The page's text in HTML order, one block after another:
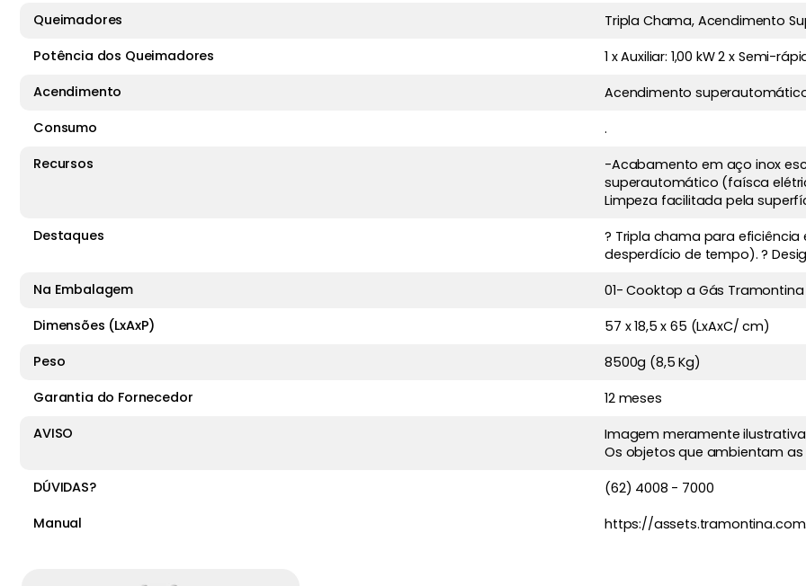
Queimadores
Tripla Chama, Acendimento
Potência dos Queimadores
1 x Auxiliar: 1,00 kW 2 x Semi-
Acendimento
Acendimento
Consumo
.
Recursos
-Acabamento em aço inox
superautomático (faísca
Limpeza facilitada pela
Destaques
? Tripla chama para
desperdício de tempo). ?
Na Embalagem
01- Cooktop a Gás
Dimensões (LxAxP)
57 x 18,5 x 65 (LxAxC/ cm)
Peso
8500g (8,5 Kg)
Garantia do Fornecedor
12 meses
AVISO
Imagem meramente
Os objetos que ambientam
DÚVIDAS?
(62) 4008 - 7000
Manual
https://